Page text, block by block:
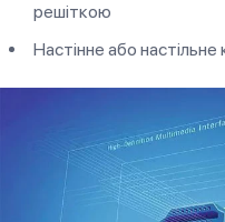
решіткою
Настінне або настільне